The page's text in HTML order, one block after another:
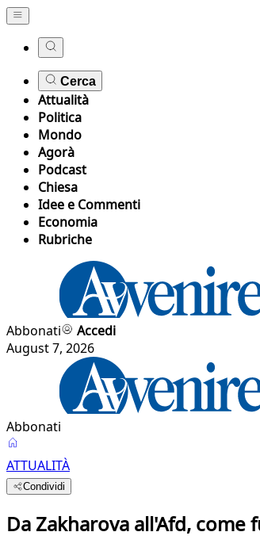
Cerca
Attualità
Politica
Mondo
Agorà
Podcast
Chiesa
Idee e Commenti
Economia
Rubriche
Abbonati
Accedi
August 7, 2026
Abbonati
ATTUALITÀ
Condividi
Da Zakharova all'Afd,